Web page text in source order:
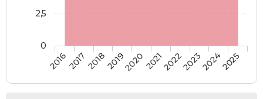
2016201720182019202020212022202320242025
0
2,5